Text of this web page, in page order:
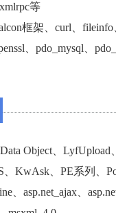
等
框架、curl、
、pdo_mysql、
Object、LyfUpload
、KwAsk、PE系列、
、asp.net_ajax、